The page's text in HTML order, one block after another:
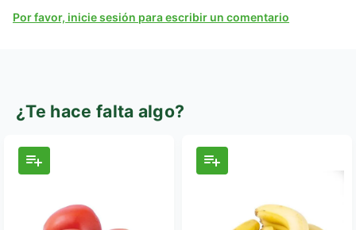
Por favor, inicie sesión para escribir un comentario
¿Te hace falta algo?